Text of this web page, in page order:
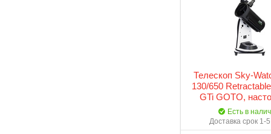
Телескоп Sky-
130/650
GTi GOTO,
Есть в
Доставка срок 1-